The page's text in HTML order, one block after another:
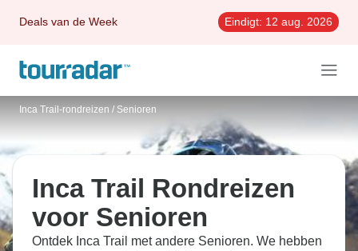
Deals van de Week Eindigt: 12 aug. 2026
Inca Trail-rondreizen / Senioren
Inca Trail Rondreizen
voor Senioren
Ontdek Inca Trail met andere Senioren. We hebben